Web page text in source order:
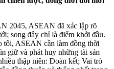
2045, ASEAN đã xác lập rõ
song đây chỉ là điểm khởi đầu.
tôi, ASEAN cần làm đồng thời
giữ và phát huy những tài sản
thập niên: Đoàn kết; Vai trò